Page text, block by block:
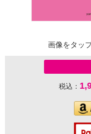
画像をタッ
税込：